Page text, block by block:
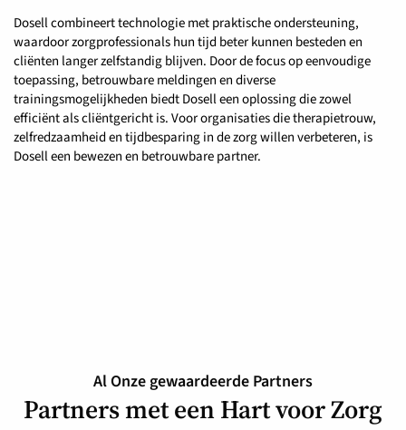
Dosell combineert technologie met praktische ondersteuning,
waardoor zorgprofessionals hun tijd beter kunnen besteden en
cliënten langer zelfstandig blijven. Door de focus op eenvoudige
toepassing, betrouwbare meldingen en diverse
trainingsmogelijkheden biedt Dosell een oplossing die zowel
efficiënt als cliëntgericht is. Voor organisaties die therapietrouw,
zelfredzaamheid en tijdbesparing in de zorg willen verbeteren, is
Dosell een bewezen en betrouwbare partner.
Al Onze gewaardeerde Partners
Partners met een Hart voor Zorg